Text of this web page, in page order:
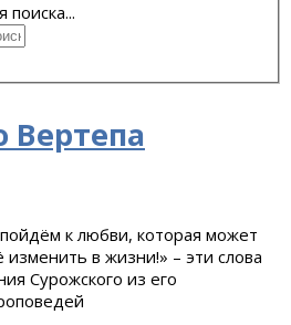
поиска...
Вертепа
к любви, которая может
изменить в жизни!» – эти слова
Сурожского из его